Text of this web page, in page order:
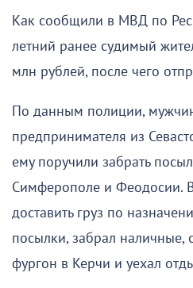
Как сообщили в МВД по
летний ранее судимый
млн рублей, после чего
По данным полиции,
предпринимателя из
ему поручили забрать
Симферополе и Феодосии.
доставить груз по
посылки, забрал наличные,
фургон в Керчи и уехал